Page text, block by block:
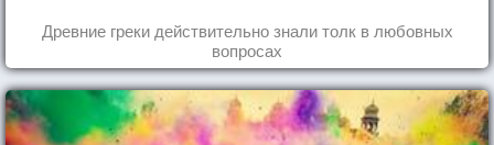
Древние греки действительно знали толк в любовных
вопросах